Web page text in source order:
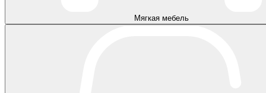
Мягкая мебель